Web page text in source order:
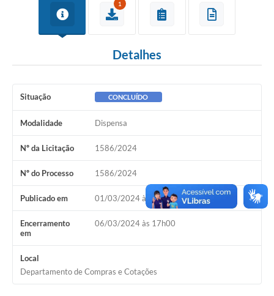
Galeria de Fotos
Arquivos para Download
Carta de Serviços
Notícias
Links
A Prefeitura
1
Detalhes
Situação CONCLUÍDO
Modalidade Dispensa
Nº da Licitação 1586/2024
Nº do Processo 1586/2024
Publicado em 01/03/2024 às 16h30
Encerramento
em
06/03/2024 às 17h00
Local
Departamento de Compras e Cotações